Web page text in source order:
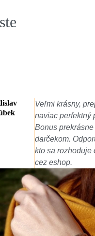
K
ktorý
do
určite
Ludmila
Gregorová